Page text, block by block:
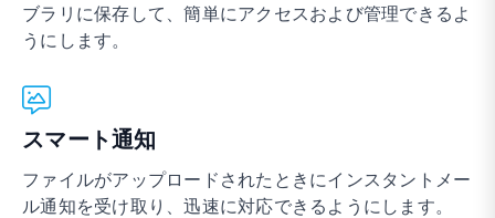
ブラリに保存して、簡単にアクセスおよび管理できるよ
うにします。
スマート通知
ファイルがアップロードされたときにインスタントメー
ル通知を受け取り、迅速に対応できるようにします。